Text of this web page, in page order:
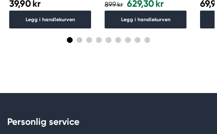
39,90 kr
Legg i handlekurven
899 kr 629,30 kr
Legg i handlekurven
Personlig service